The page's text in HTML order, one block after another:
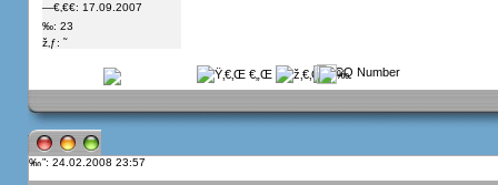
—€‚€€: 17.09.2007
‰: 23
ž‚ƒ: ˜
”: 24.02.2008 23:57